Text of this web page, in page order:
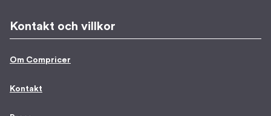
Kontakt och villkor
Om Compricer
Kontakt